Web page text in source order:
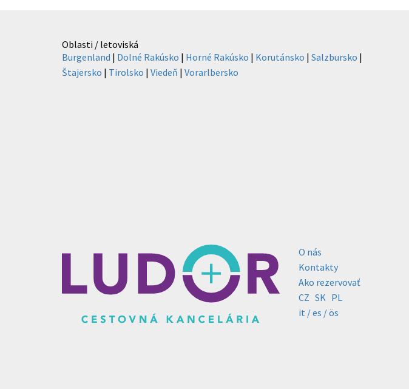
Oblasti / letoviská
Burgenland | Dolné Rakúsko | Horné Rakúsko | Korutánsko | Salzbursko |
Štajersko | Tirolsko | Viedeň | Vorarlbersko
O nás
Kontakty
Ako rezervovať
CZ SK PL
it /es / ös